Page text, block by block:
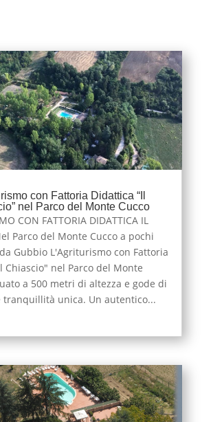
con Fattoria Didattica “Il
nel Parco del Monte Cucco
CON FATTORIA DIDATTICA IL
Parco del Monte Cucco a pochi
Gubbio L'Agriturismo con Fattoria
nel Parco del Monte
a 500 metri di altezza e gode di
tranquillità unica. Un autentico...